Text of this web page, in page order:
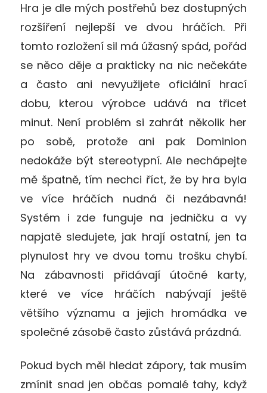
Hra je dle mých postřehů bez dostupných
rozšíření nejlepší ve dvou hráčích. Při
tomto rozložení sil má úžasný spád, pořád
se něco děje a prakticky na nic nečekáte
a často ani nevyužijete oficiální hrací
dobu, kterou výrobce udává na třicet
minut. Není problém si zahrát několik her
po sobě, protože ani pak Dominion
nedokáže být stereotypní. Ale nechápejte
mě špatně, tím nechci říct, že by hra byla
ve více hráčích nudná či nezábavná!
Systém i zde funguje na jedničku a vy
napjatě sledujete, jak hrají ostatní, jen ta
plynulost hry ve dvou tomu trošku chybí.
Na zábavnosti přidávají útočné karty,
které ve více hráčích nabývají ještě
většího významu a jejich hromádka ve
společné zásobě často zůstává prázdná.
Pokud bych měl hledat zápory, tak musím
zmínit snad jen občas pomalé tahy, když